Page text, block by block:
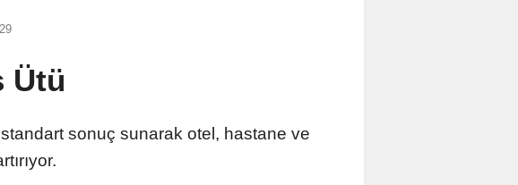
Ütü
sonuç sunarak otel, hastane ve